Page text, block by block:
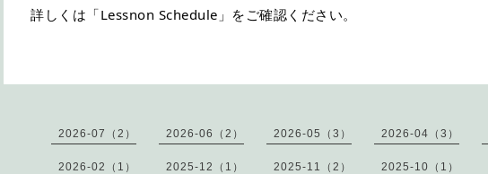
詳しくは「Lessnon Schedule」をご確認ください。
2026-07（2） 2026-06（2） 2026-05（3） 2026-04（3）
2026-02（1） 2025-12（1） 2025-11（2） 2025-10（1）